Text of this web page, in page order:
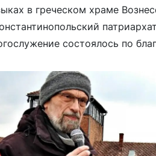
в греческом храме
состоялось по
— епископа
Литургии епископ